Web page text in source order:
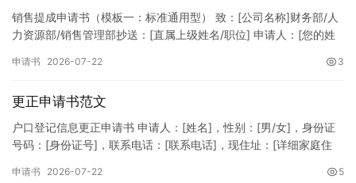
销售提成申请书（模板一：标准通用型） 致：[公司名称]财务部/人
力资源部/销售管理部抄送：[直属上级姓名/职位] 申请人：[您的姓
申请书 2026-07-22 3
更正申请书范文
户口登记信息更正申请书 申请人：[姓名]，性别：[男/女]，身份证
号码：[身份证号]，联系电话：[联系电话]，现住址：[详细家庭住
申请书 2026-07-22 5